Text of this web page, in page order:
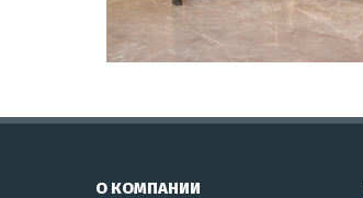
О КОМПАНИИ